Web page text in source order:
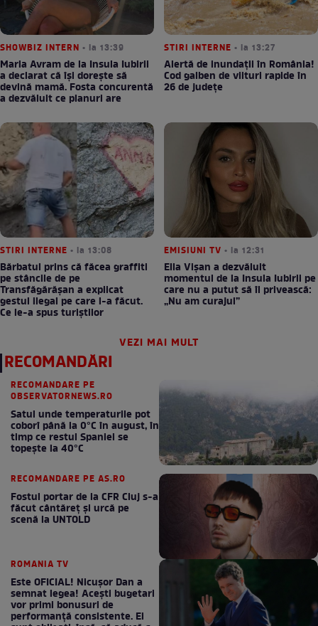
SHOWBIZ INTERN • la 13:39
Maria Avram de la Insula Iubirii
a declarat că își dorește să
devină mamă. Fosta concurentă
a dezvăluit ce planuri are
STIRI INTERNE • la 13:27
Alertă de inundații în România!
Cod galben de viituri rapide în
26 de județe
STIRI INTERNE • la 13:08
Bărbatul prins că făcea graffiti
pe stâncile de pe
Transfăgărășan a explicat
gestul ilegal pe care l-a făcut.
Ce le-a spus turiștilor
EMISIUNI TV • la 12:31
Ella Vișan a dezvăluit
momentul de la Insula Iubirii pe
care nu a putut să îl privească:
„Nu am curajul”
VEZI MAI MULT
RECOMANDĂRI
RECOMANDARE PE
OBSERVATORNEWS.RO
Satul unde temperaturile pot
coborî până la 0°C în august, în
timp ce restul Spaniei se
topește la 40°C
RECOMANDARE PE AS.RO
Fostul portar de la CFR Cluj s-a
făcut cântăreţ şi urcă pe
scenă la UNTOLD
ROMANIA TV
Este OFICIAL! Nicușor Dan a
semnat legea! Acești bugetari
vor primi bonusuri de
performanță consistente. Ei